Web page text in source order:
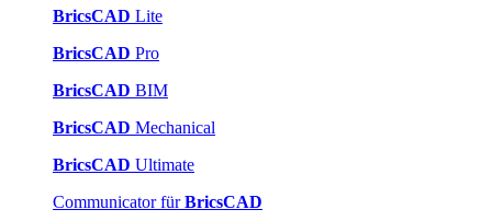
BricsCAD Lite
BricsCAD Pro
BricsCAD BIM
BricsCAD Mechanical
BricsCAD Ultimate
Communicator fürBricsCAD